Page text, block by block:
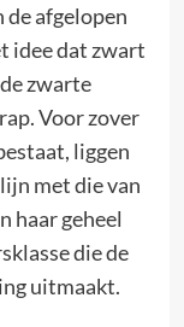
de afgelopen
idee dat zwart
zwarte
Voor zover
liggen
met die van
haar geheel
die de
uitmaakt.